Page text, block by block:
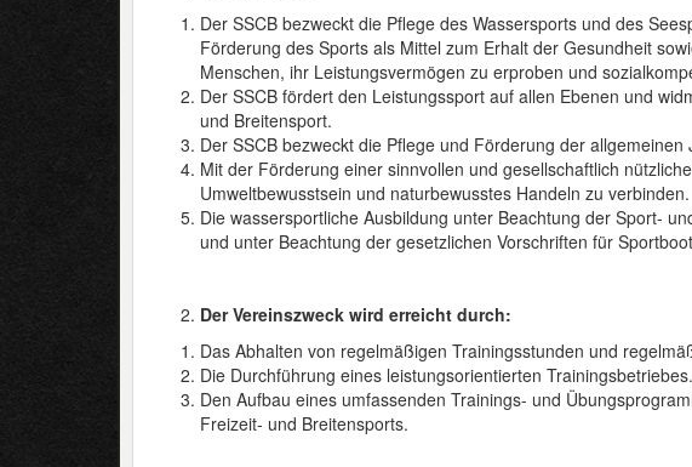
Der SSCB bezweckt die Pflege des Wassersports und des
Förderung des Sports als Mittel zum Erhalt der Gesundheit
Menschen, ihr Leistungsvermögen zu erproben und
Der SSCB fördert den Leistungssport auf allen Ebenen und
und Breitensport.
Der SSCB bezweckt die Pflege und Förderung der allgemeinen
Mit der Förderung einer sinnvollen und gesellschaftlich
Umweltbewusstsein und naturbewusstes Handeln zu verbinden.
Die wassersportliche Ausbildung unter Beachtung der Sport-
und unter Beachtung der gesetzlichen Vorschriften für Sportboot
Der Vereinszweck wird erreicht durch:
Das Abhalten von regelmäßigen Trainingsstunden und
Die Durchführung eines leistungsorientierten Trainingsbetriebes.
Den Aufbau eines umfassenden Trainings- und
Freizeit- und Breitensports.